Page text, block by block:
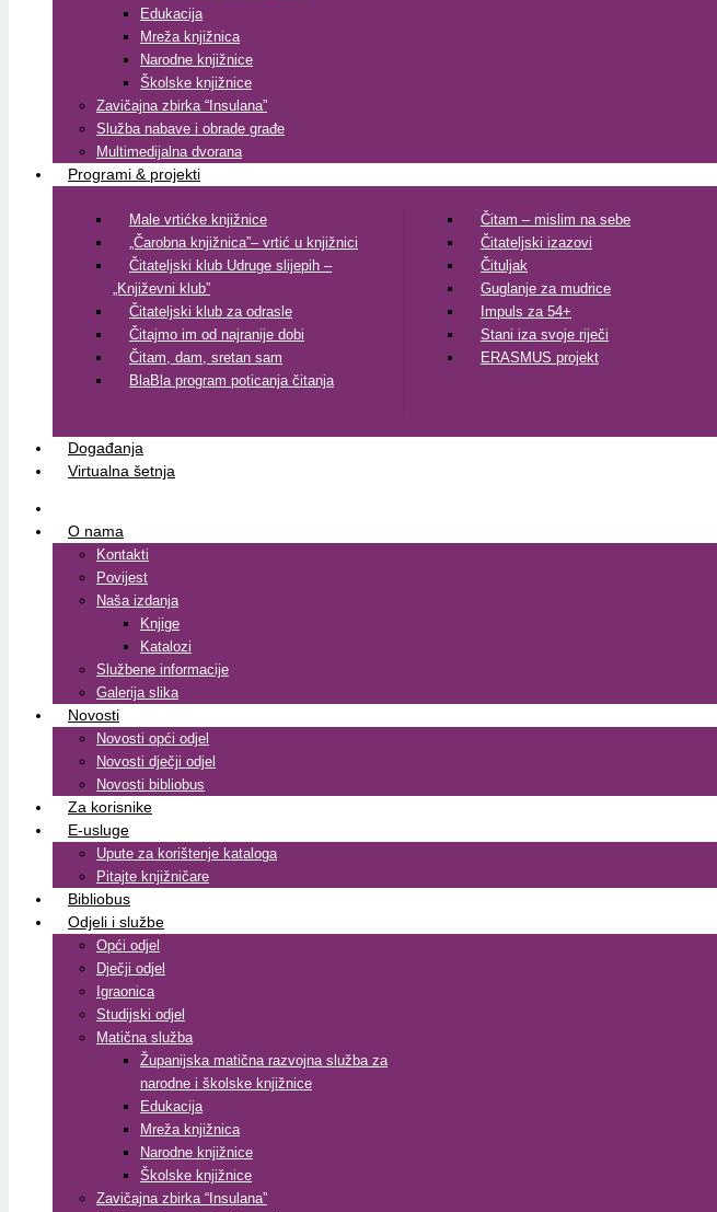
Edukacija
Mreža knjižnica
Narodne knjižnice
Školske knjižnice
Zavičajna zbirka “Insulana”
Služba nabave i obrade građe
Multimedijalna dvorana
Programi & projekti
Male vrtićke knjižnice
„Čarobna knjižnica”– vrtić u knjižnici
Čitateljski klub Udruge slijepih –
„Književni klub”
Čitateljski klub za odrasle
Čitajmo im od najranije dobi
Čitam, dam, sretan sam
BlaBla program poticanja čitanja
Čitam – mislim na sebe
Čitateljski izazovi
Čituljak
Guglanje za mudrice
Impuls za 54+
Stani iza svoje riječi
ERASMUS projekt
Događanja
Virtualna šetnja
O nama
Kontakti
Povijest
Naša izdanja
Knjige
Katalozi
Službene informacije
Galerija slika
Novosti
Novosti opći odjel
Novosti dječji odjel
Novosti bibliobus
Za korisnike
E-usluge
Upute za korištenje kataloga
Pitajte knjižničare
Bibliobus
Odjeli i službe
Opći odjel
Dječji odjel
Igraonica
Studijski odjel
Matična služba
Županijska matična razvojna služba za
narodne i školske knjižnice
Edukacija
Mreža knjižnica
Narodne knjižnice
Školske knjižnice
Zavičajna zbirka “Insulana”